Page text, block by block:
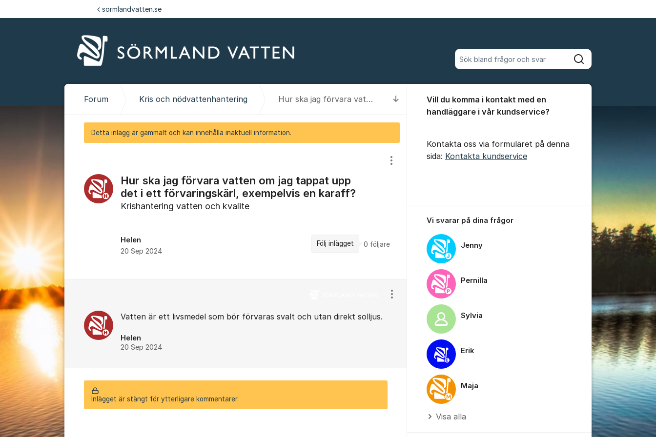
Sök bland alla inlägg
Sök
sormlandvatten.se
Till senaste kommentaren
Forum Kris och nödvattenhantering Hur ska jag förvara vatten om jag tappat upp det i ett förvaringskärl, exempelvis en karaff?
Detta inlägg är gammalt och kan innehålla inaktuell information.
Hur ska jag förvara vatten om jag tappat upp
det i ett förvaringskärl, exempelvis en karaff?
Visa/dölj inställningar för inlägg/kommentar
Krishantering vatten och kvalite
Helen
20 Sep 2024
Följ inlägget 0 följare
Vatten är ett livsmedel som bör förvaras svalt och utan direkt solljus.
Helen
20 Sep 2024
Visa/dölj inställningar för inlägg/kommentar
Inlägget är stängt för ytterligare kommentarer.
Vill du komma i kontakt med en
handläggare i vår kundservice?
Kontakta oss via formuläret på denna
sida: Kontakta kundservice
Vi svarar på dina frågor
Jenny
Pernilla
Sylvia
Erik
Maja
Visa alla